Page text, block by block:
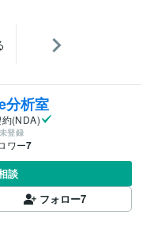
分析室
(NDA)
未登録
ワー7
談
フォロー7